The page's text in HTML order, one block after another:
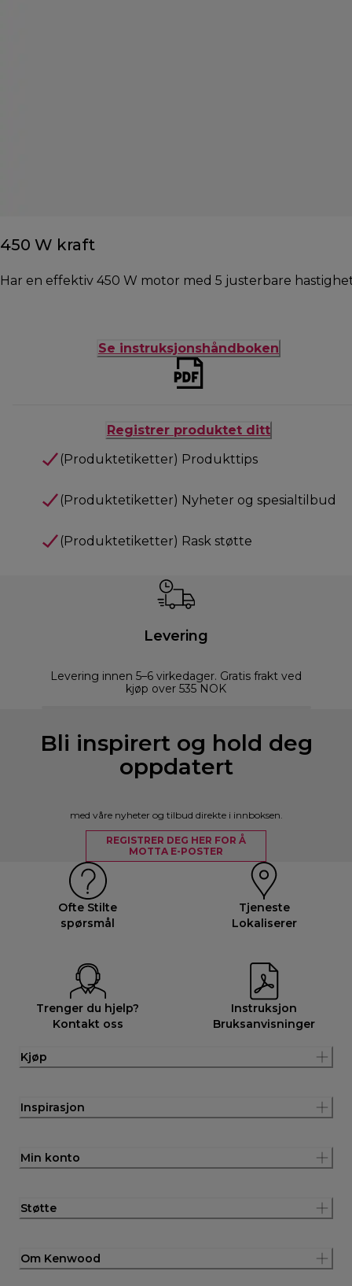
450 W kraft
Har en effektiv 450 W motor med 5 justerbare
Se instruksjonshåndboken
Registrer produktet ditt
(Produktetiketter) Produkttips
(Produktetiketter) Nyheter og spesialtilbud
(Produktetiketter) Rask støtte
Levering
Levering innen 5–6 virkedager. Gratis frakt ved
kjøp over 535 NOK
Bli inspirert og hold deg
oppdatert
med våre nyheter og tilbud direkte i innboksen.
REGISTRER DEG HER FOR Å
MOTTA E-POSTER
Ofte Stilte
spørsmål
Tjeneste
Lokaliserer
Trenger du hjelp?
Kontakt oss
Instruksjon
Bruksanvisninger
Kjøp
Inspirasjon
Min konto
Støtte
Om Kenwood